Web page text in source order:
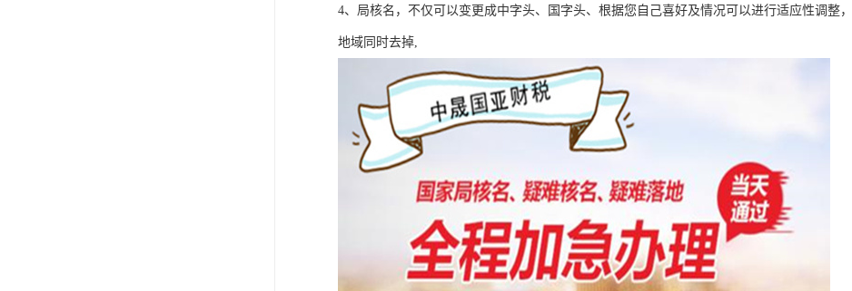
4、局核名，不仅可以变更成中字头、国字头、根据您自己喜好及情况可以进行适应性调整
地域同时去掉,